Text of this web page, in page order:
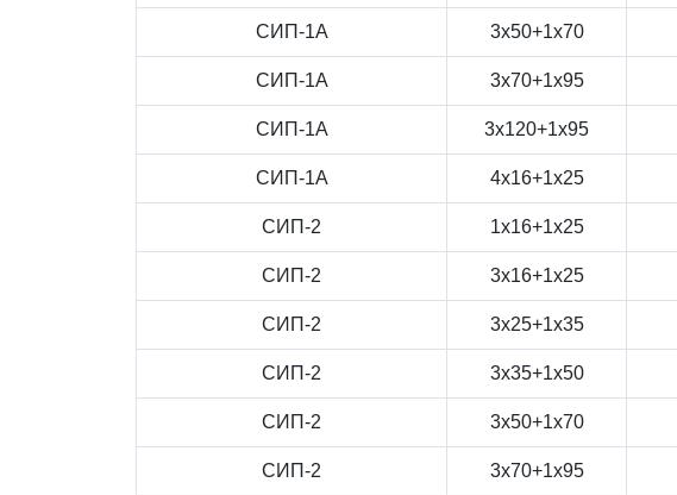
СИП-1А 3x50+1x70
СИП-1А 3x70+1x95
СИП-1А 3x120+1x95
СИП-1А 4x16+1x25
СИП-2 1x16+1x25
СИП-2 3x16+1x25
СИП-2 3x25+1x35
СИП-2 3x35+1x50
СИП-2 3x50+1x70
СИП-2 3x70+1x95